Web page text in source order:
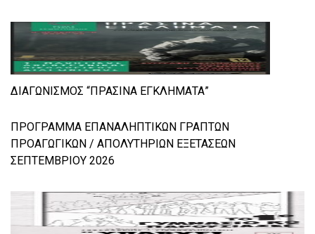
ΔΙΑΓΩΝΙΣΜΟΣ “ΠΡΑΣΙΝΑ ΕΓΚΛΗΜΑΤΑ”
ΠΡΟΓΡΑΜΜΑ ΕΠΑΝΑΛΗΠΤΙΚΩΝ ΓΡΑΠΤΩΝ
ΠΡΟΑΓΩΓΙΚΩΝ / ΑΠΟΛΥΤΗΡΙΩΝ ΕΞΕΤΑΣΕΩΝ
ΣΕΠΤΕΜΒΡΙΟΥ 2026